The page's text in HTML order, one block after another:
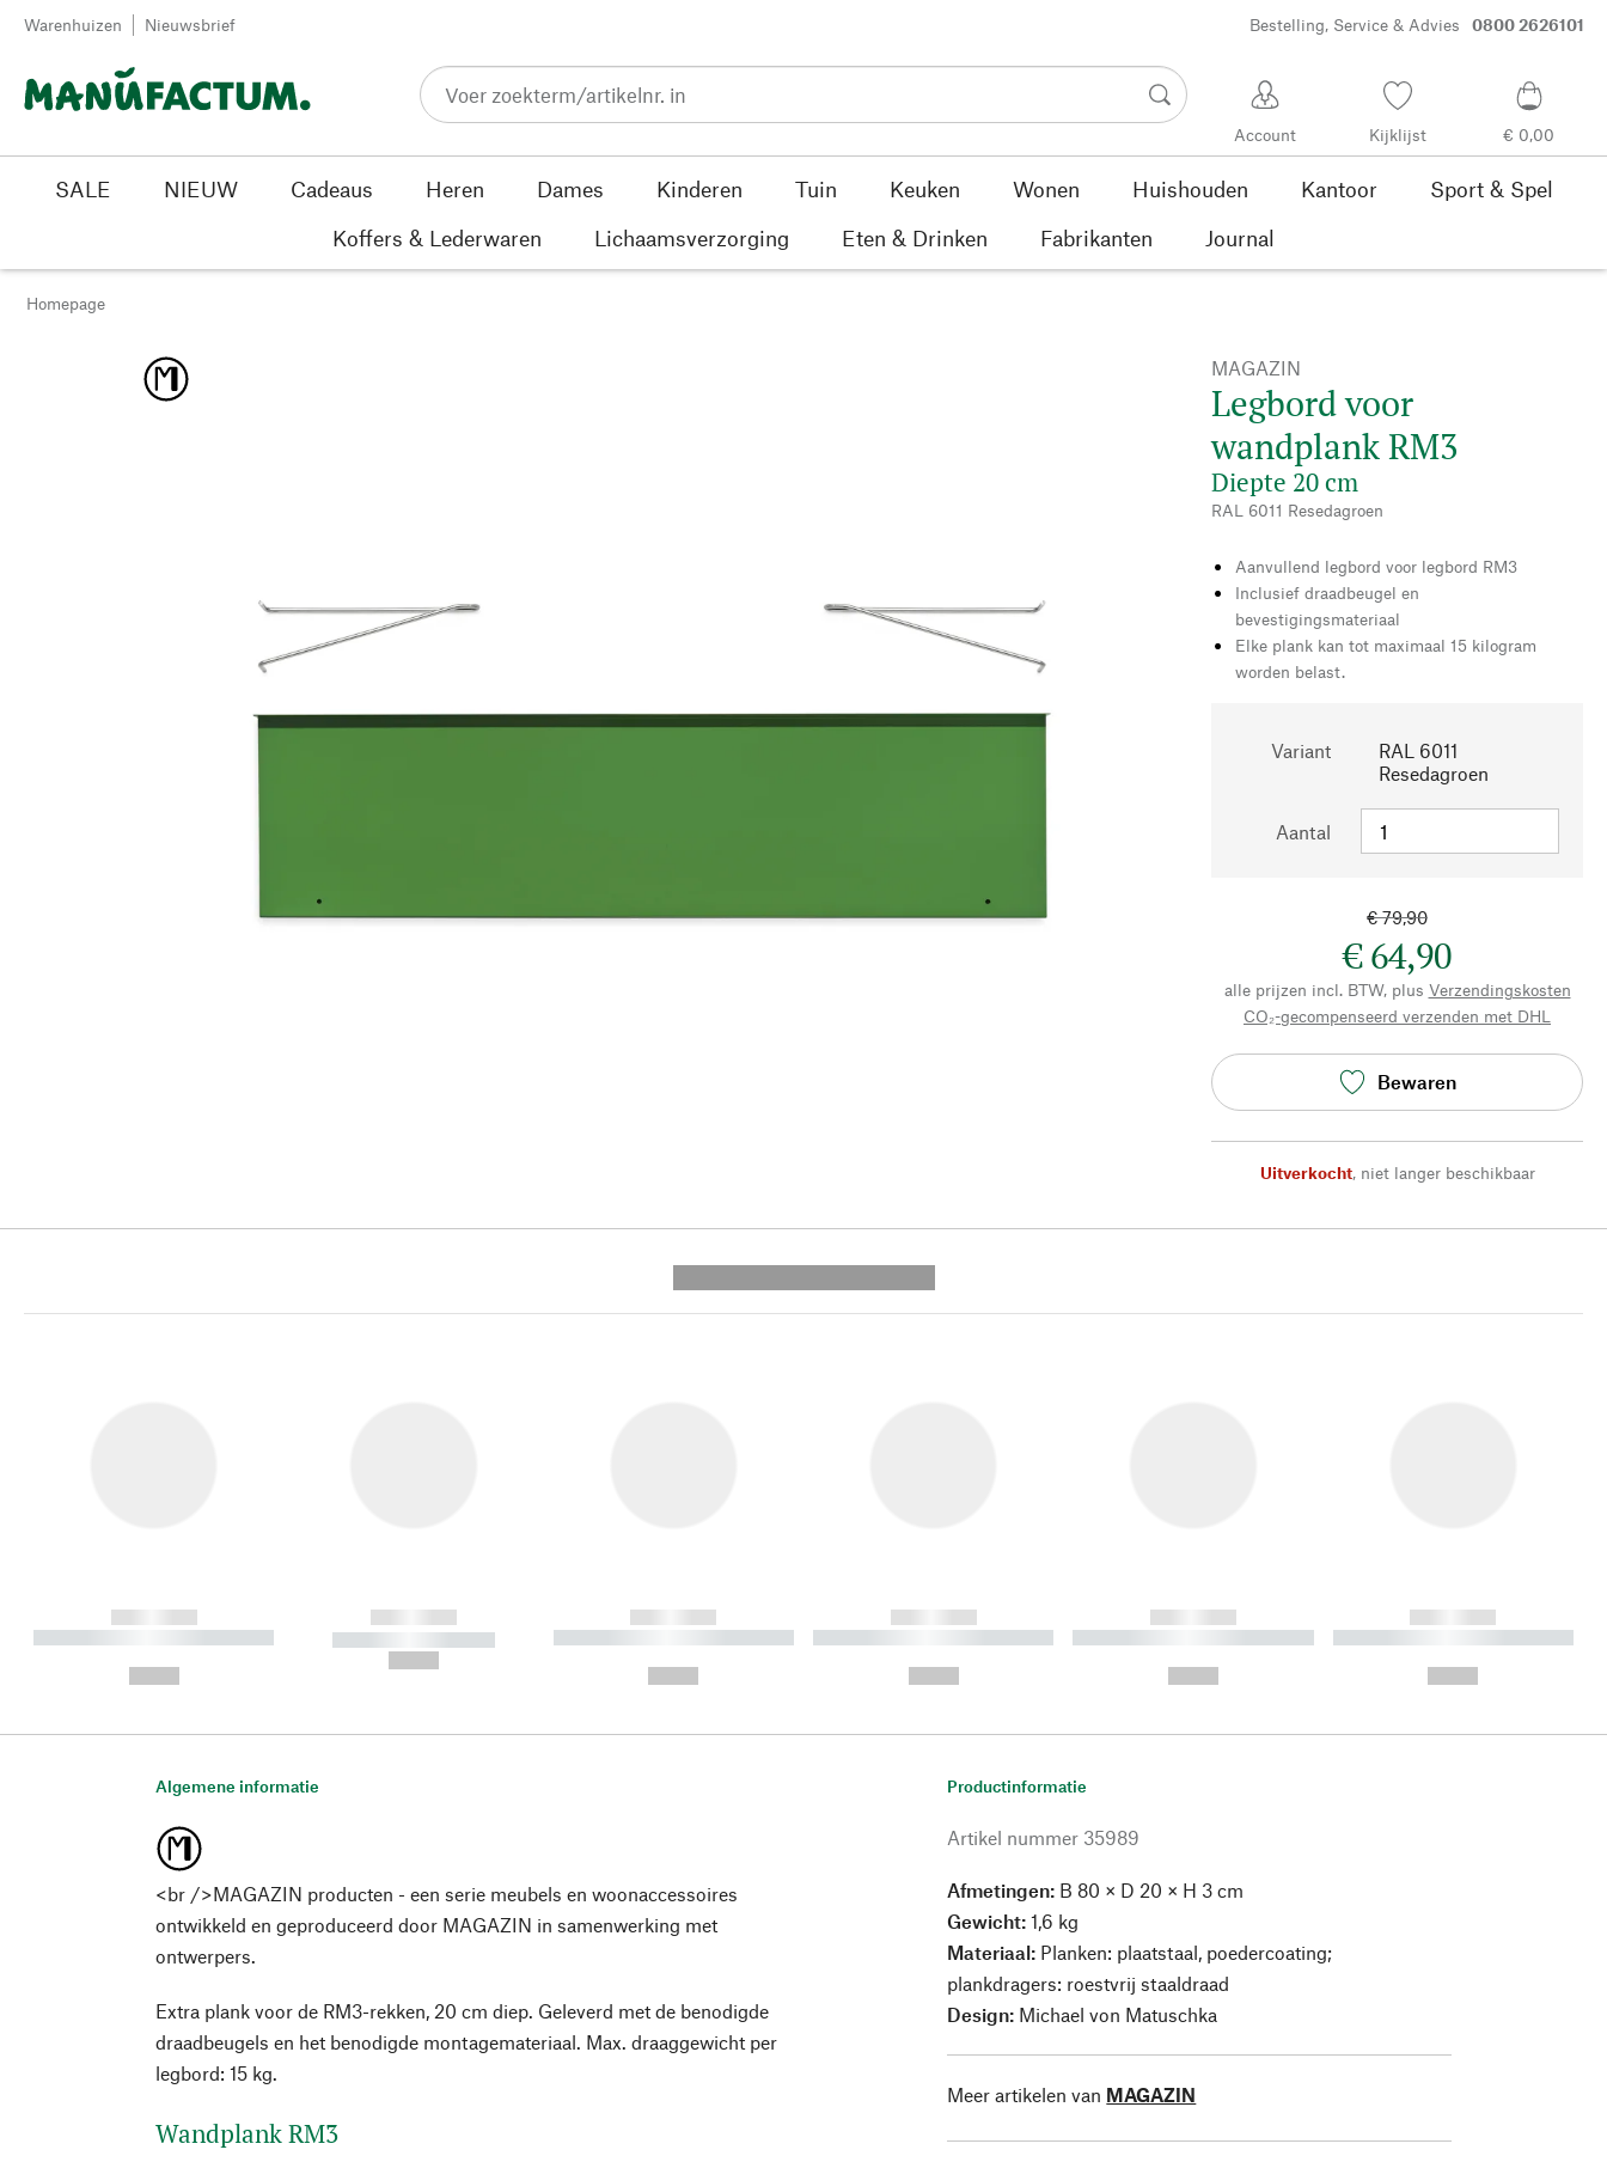
Passer au contenu
Warenhuizen Nieuwsbrief Bestelling, Service & Advies 0800 2626101
Account Kijklijst € 0,00
SALE NIEUW Cadeaus Heren Dames Kinderen Tuin Keuken Wonen Huishouden Kantoor
Sport & Spel
Koffers & Lederwaren
Lichaamsverzorging Eten & Drinken Fabrikanten Journal
Homepage
MAGAZIN
Legbord voor
wandplank RM3
Diepte 20 cm
RAL 6011 Resedagroen
Aanvullend legbord voor legbord RM3
Inclusief draadbeugel en
bevestigingsmateriaal
Elke plank kan tot maximaal 15 kilogram
worden belast.
Variant
RAL 6011
Resedagroen
Aantal
€ 79,90
€ 64,90
alle prijzen incl. BTW, plus Verzendingskosten
CO₂-gecompenseerd verzenden met DHL
Bewaren
Uitverkocht, niet langer beschikbaar
------------
----------- ----------- ----------
------------
----------- -----------
------------
----------- ----------- ----------
------------
----------- ----------- ----------
------------
----------- ----------- ----------
------------
----------- ----------- ----------
Algemene informatie
<br />MAGAZIN producten - een serie meubels en woonaccessoires
ontwikkeld en geproduceerd door MAGAZIN in samenwerking met
ontwerpers.
Extra plank voor de RM3-rekken, 20 cm diep. Geleverd met de benodigde
draadbeugels en het benodigde montagemateriaal. Max. draaggewicht per
legbord: 15 kg.
Wandplank RM3
Productinformatie
Artikel nummer 35989
Afmetingen: B 80 × D 20 × H 3 cm
Gewicht: 1,6 kg
Materiaal: Planken: plaatstaal, poedercoating;
plankdragers: roestvrij staaldraad
Design: Michael von Matuschka
Meer artikelen van MAGAZIN